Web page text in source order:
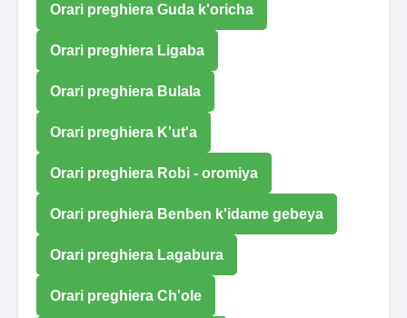
Orari preghiera Guda k'oricha
Orari preghiera Ligaba
Orari preghiera Bulala
Orari preghiera K'ut'a
Orari preghiera Robi - oromiya
Orari preghiera Benben k'idame gebeya
Orari preghiera Lagabura
Orari preghiera Ch'ole